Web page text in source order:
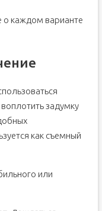
о каждом варианте
задумку
как съемный
или